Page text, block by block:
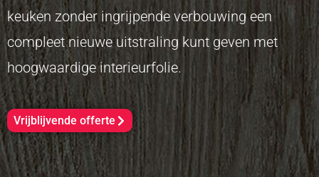
keuken zonder ingrijpende verbouwing een
compleet nieuwe uitstraling kunt geven met
hoogwaardige interieurfolie.
Vrijblijvende offerte